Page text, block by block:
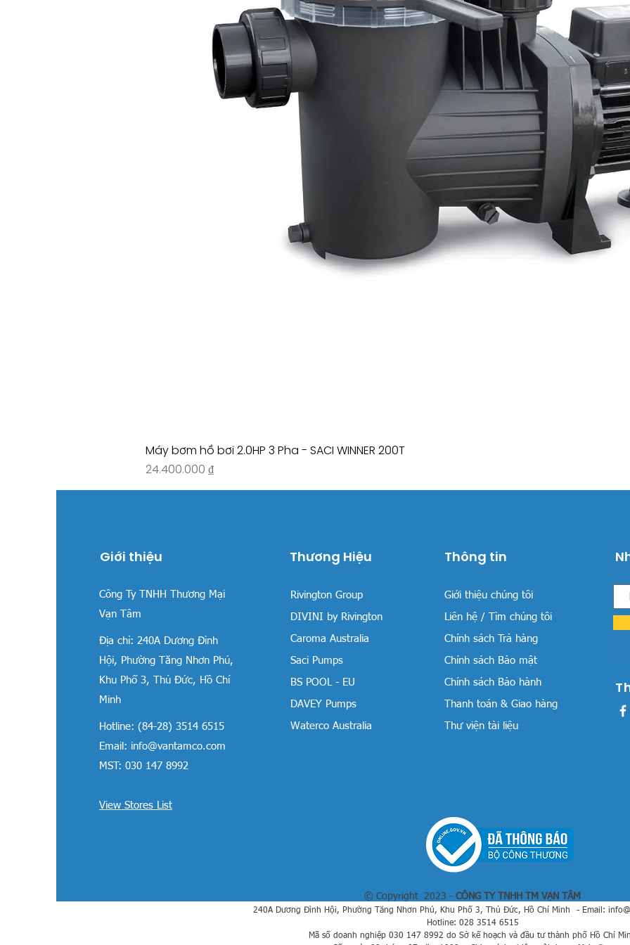
Máy bơm hồ bơi 2.0HP 3 Pha - SACI WINNER 200T
Giá
24.400.000 ₫
Giới thiệu
Công Ty TNHH Thương Mại
Vạn Tâm
Địa chỉ:240A Dương Đình
Hội, Phường Tăng Nhơn Phú,
Khu Phố 3, Thủ Đức, Hồ Chí
Minh
Hotline: (84-28) 3514 6515
Email: info@vantamco.com
MST: 030 147 8992
View Stores List
Thương Hiệu
Rivington Group
DIVINI by Rivington
Caroma Australia
Saci Pumps
BS POOL - EU
DAVEY Pumps
Waterco Australia
Thông tin
Giới thiệu chúng tôi
Liên hệ / Tìm chúng tôi
Chính sách Trả hàng
Chính sách Bảo mật
Chính sách Bảo hành
Thanh toán & Giao hàng
Thư viện tài liệu
© Copyright 2023 - CÔNG TY TNHH TM VẠN TÂM
240A Dương Đình Hội, Phường Tăng Nhơn Phú, Khu Phố 3, Thủ Đức, Hồ Chí Minh - Email:
Hotline: 028 3514 6515
Mã số doanh nghiệp 030 147 8992 do Sở kế hoạch và đầu tư thành phố Hồ Chí